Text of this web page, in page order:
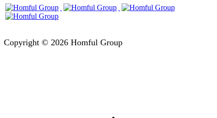
Copyright © 2026 Homful Group